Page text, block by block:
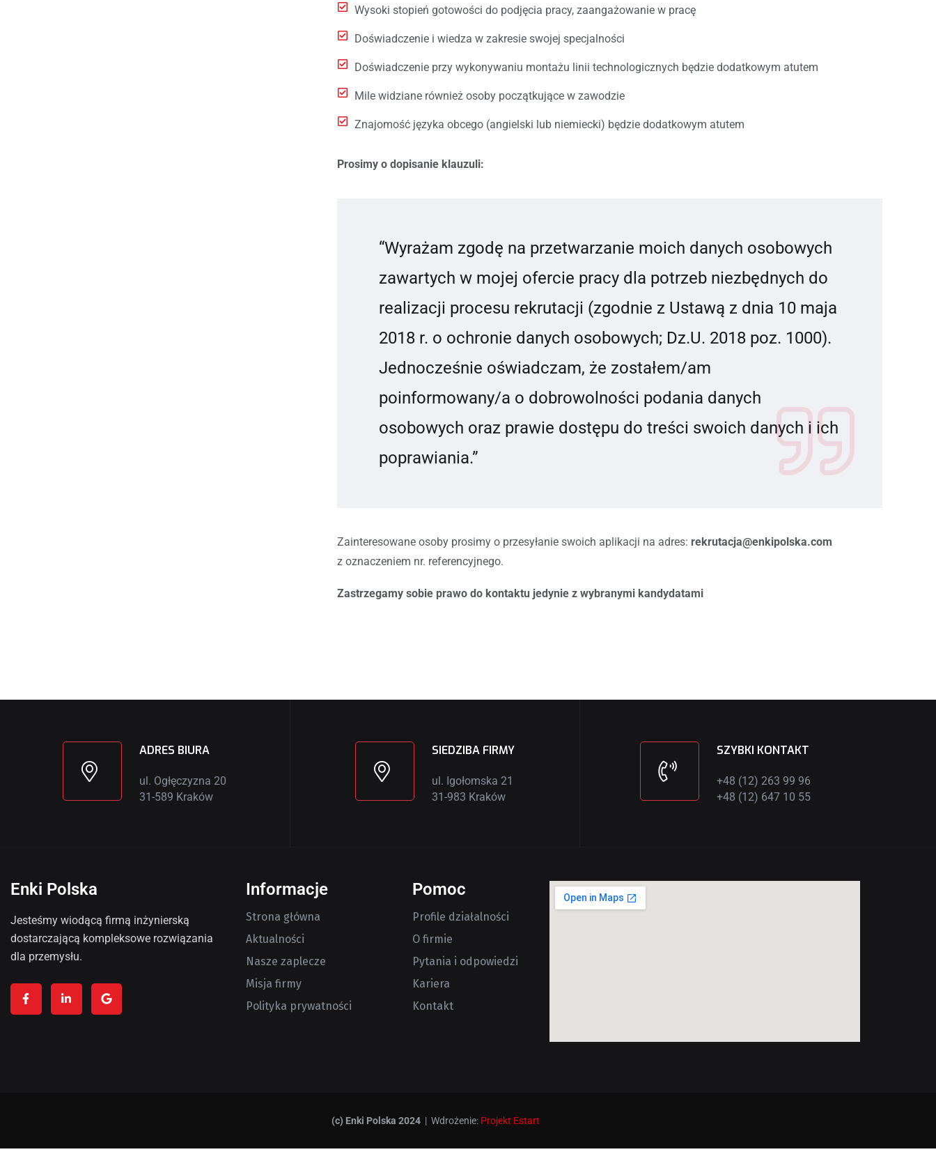
Wysoki stopień gotowości do podjęcia pracy, zaangażowanie w pracę
Doświadczenie i wiedza w zakresie swojej specjalności
Doświadczenie przy wykonywaniu montażu linii technologicznych będzie dodatkowym atutem
Mile widziane również osoby początkujące w zawodzie
Znajomość języka obcego (angielski lub niemiecki) będzie dodatkowym atutem
Prosimy o dopisanie klauzuli:
“Wyrażam zgodę na przetwarzanie moich danych osobowych
zawartych w mojej ofercie pracy dla potrzeb niezbędnych do
realizacji procesu rekrutacji (zgodnie z Ustawą z dnia 10 maja
2018 r. o ochronie danych osobowych; Dz.U. 2018 poz. 1000).
Jednocześnie oświadczam, że zostałem/am
poinformowany/a o dobrowolności podania danych
osobowych oraz prawie dostępu do treści swoich danych i ich
poprawiania.”
Zainteresowane osoby prosimy o przesyłanie swoich aplikacji na adres: rekrutacja@enkipolska.com
z oznaczeniem nr. referencyjnego.
Zastrzegamy sobie prawo do kontaktu jedynie z wybranymi kandydatami
ADRES BIURA
ul. Ogłęczyzna 20
31-589 Kraków
SIEDZIBA FIRMY
ul. Igołomska 21
31-983 Kraków
SZYBKI KONTAKT
+48 (12) 263 99 96
+48 (12) 647 10 55
Enki Polska
Jesteśmy wiodącą firmą inżynierską
dostarczającą kompleksowe rozwiązania
dla przemysłu.
Informacje
Strona główna
Aktualności
Nasze zaplecze
Misja firmy
Polityka prywatności
Pomoc
Profile działalności
O firmie
Pytania i odpowiedzi
Kariera
Kontakt
(c) Enki Polska 2024 | Wdrożenie: Projekt Estart